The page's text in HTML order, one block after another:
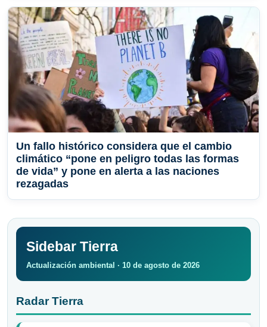
Un fallo histórico considera que el cambio
climático “pone en peligro todas las formas
de vida” y pone en alerta a las naciones
rezagadas
Sidebar Tierra
Actualización ambiental · 10 de agosto de 2026
Radar Tierra